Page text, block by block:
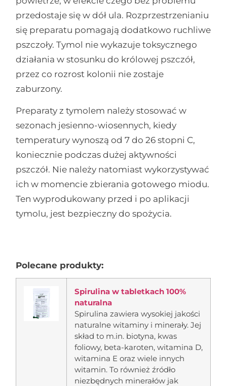
przedostaje się w dół ula. Rozprzestrzenianiu
się preparatu pomagają dodatkowo ruchliwe
pszczoły. Tymol nie wykazuje toksycznego
działania w stosunku do królowej pszczół,
przez co rozrost kolonii nie zostaje
zaburzony.
Preparaty z tymolem należy stosować w
sezonach jesienno-wiosennych, kiedy
temperatury wynoszą od 7 do 26 stopni C,
koniecznie podczas dużej aktywności
pszczół. Nie należy natomiast wykorzystywać
ich w momencie zbierania gotowego miodu.
Ten wyprodukowany przed i po aplikacji
tymolu, jest bezpieczny do spożycia.
Polecane produkty:
Spirulina w tabletkach 100%
naturalna
Spirulina zawiera wysokiej jakości
naturalne witaminy i minerały. Jej
skład to m.in. biotyna, kwas
foliowy, beta-karoten, witamina D,
witamina E oraz wiele innych
witamin. To również źródło
niezbędnych minerałów jak